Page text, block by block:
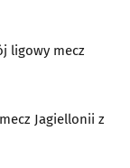
ligowy mecz
Jagiellonii z